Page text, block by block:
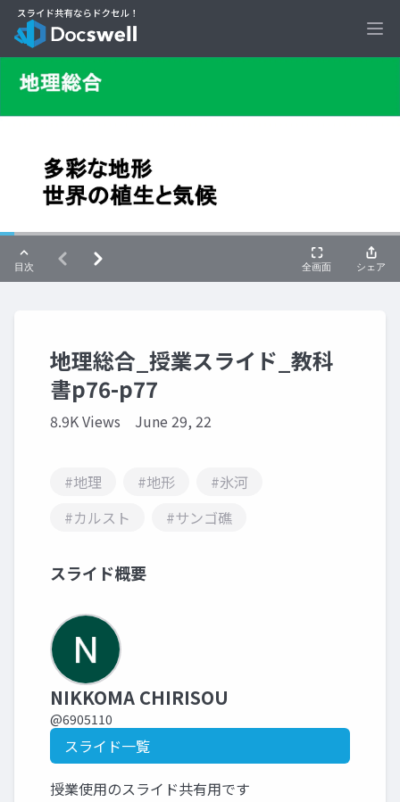
地理総合_授業スライド_教科
書p76-p77
8.9K Views June 29, 22
#地理 #地形
#氷河
#カルスト
#サンゴ礁
スライド概要
NIKKOMA CHIRISOU
@6905110
スライド一覧
授業使用のスライド共有用です